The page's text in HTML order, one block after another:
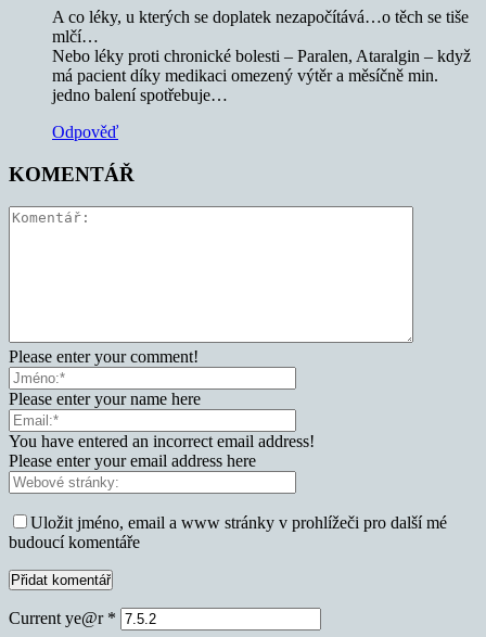
A co léky, u kterých se doplatek nezapočítává…o těch se tiše
mlčí…
Nebo léky proti chronické bolesti – Paralen, Ataralgin – když
má pacient díky medikaci omezený výtěr a měsíčně min.
jedno balení spotřebuje…
Odpověď
KOMENTÁŘ
Please enter your comment!
Please enter your name here
You have entered an incorrect email address!
Please enter your email address here
Uložit jméno, email a www stránky v prohlížeči pro další mé
budoucí komentáře
Current ye@r *